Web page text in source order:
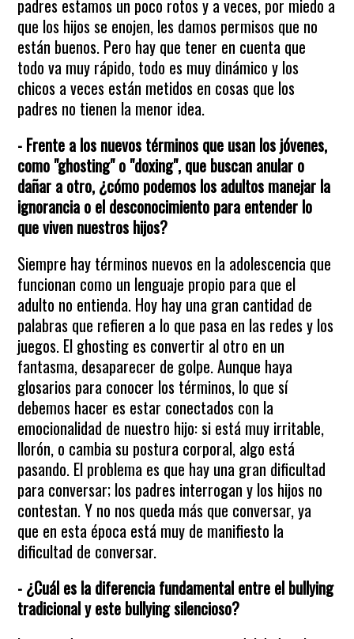
padres estamos un poco rotos y a veces, por miedo a
que los hijos se enojen, les damos permisos que no
están buenos. Pero hay que tener en cuenta que
todo va muy rápido, todo es muy dinámico y los
chicos a veces están metidos en cosas que los
padres no tienen la menor idea.
- Frente a los nuevos términos que usan los jóvenes,
como "ghosting" o "doxing", que buscan anular o
dañar a otro, ¿cómo podemos los adultos manejar la
ignorancia o el desconocimiento para entender lo
que viven nuestros hijos?
Siempre hay términos nuevos en la adolescencia que
funcionan como un lenguaje propio para que el
adulto no entienda. Hoy hay una gran cantidad de
palabras que refieren a lo que pasa en las redes y los
juegos. El ghosting es convertir al otro en un
fantasma, desaparecer de golpe. Aunque haya
glosarios para conocer los términos, lo que sí
debemos hacer es estar conectados con la
emocionalidad de nuestro hijo: si está muy irritable,
llorón, o cambia su postura corporal, algo está
pasando. El problema es que hay una gran dificultad
para conversar; los padres interrogan y los hijos no
contestan. Y no nos queda más que conversar, ya
que en esta época está muy de manifiesto la
dificultad de conversar.
- ¿Cuál es la diferencia fundamental entre el bullying
tradicional y este bullying silencioso?